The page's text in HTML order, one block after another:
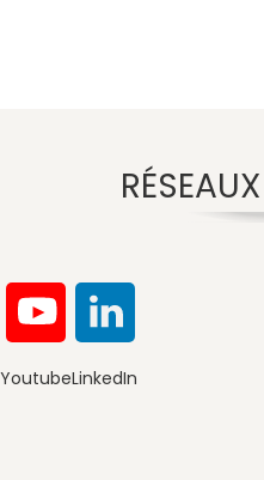
YoutubeLinkedIn